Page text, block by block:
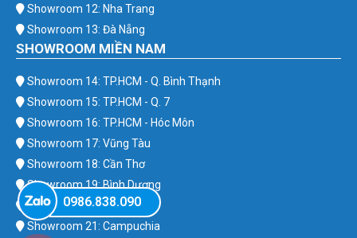
Showroom 12: Nha Trang
Showroom 13: Đà Nẵng
SHOWROOM MIỀN NAM
Showroom 14: TP.HCM - Q. Bình Thạnh
Showroom 15: TP.HCM - Q. 7
Showroom 16: TP.HCM - Hóc Môn
Showroom 17: Vũng Tàu
Showroom 18: Cần Thơ
Showroom 19: Bình Dương
Showroom 20: Bình Phước
Showroom 21: Campuchia
0986.838.090